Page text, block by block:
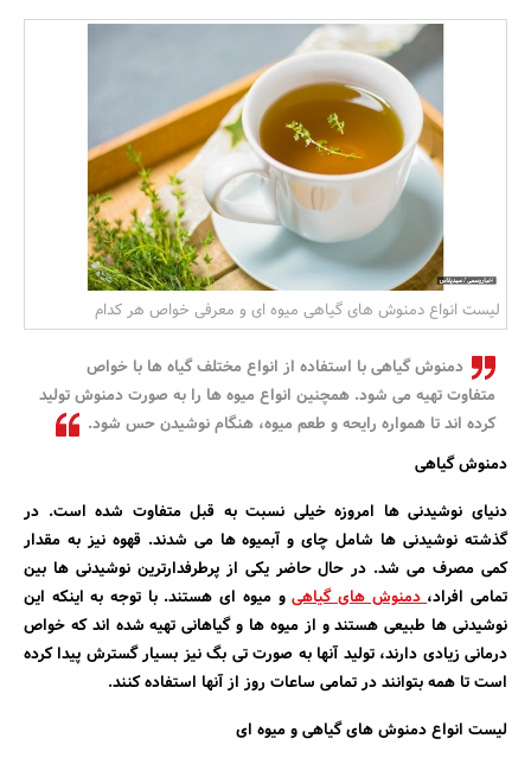
لیست انواع دمنوش های گیاهی میوه ای و معرفی خواص هر کدام
دمنوش گیاهی با استفاده از انواع مختلف گیاه ها با خواص
متفاوت تهیه می شود. همچنین انواع میوه ها را به صورت دمنوش تولید
کرده اند تا همواره رایحه و طعم میوه، هنگام نوشیدن حس شود.
دمنوش گیاهی
دنیای نوشیدنی ها امروزه خیلی نسبت به قبل متفاوت شده است. در
گذشته نوشیدنی ها شامل چای و آبمیوه ها می شدند. قهوه نیز به مقدار
کمی مصرف می شد. در حال حاضر یکی از پرطرفدارترین نوشیدنی ها بین
تمامی افراد،دمنوش های گیاهیو میوه ای هستند. با توجه به اینکه این
نوشیدنی ها طبیعی هستند و از میوه ها و گیاهانی تهیه شده اند که خواص
درمانی زیادی دارند، تولید آنها به صورت تی بگ نیز بسیار گسترش پیدا کرده
است تا همه بتوانند در تمامی ساعات روز از آنها استفاده کنند.
لیست انواع دمنوش های گیاهی و میوه ای